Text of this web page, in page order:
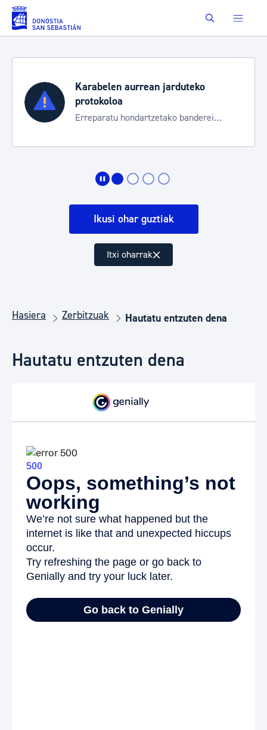
Eduki nagusira joan Buscar
Karabelen aurrean jarduteko
protokoloa
Erreparatu hondartzetako banderei
Ikusi ohar guztiak
Itxi oharrak
Hasiera Zerbitzuak Hautatu entzuten dena
Hautatu entzuten dena